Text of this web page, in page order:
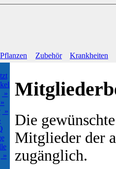
Pflanzen Zubehör Krankheiten
»
»
»
»
Die
Mitglieder der
zugänglich.